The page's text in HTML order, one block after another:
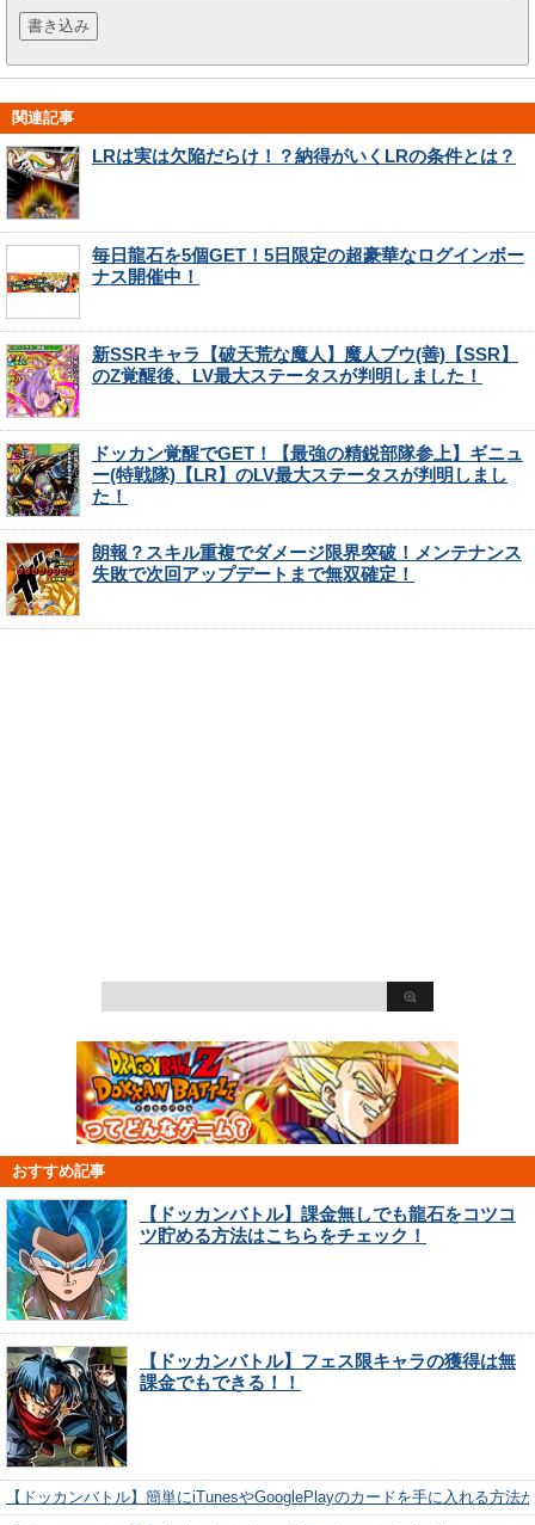
関連記事
LRは実は欠陥だらけ！？納得がいくLRの条件とは？
毎日龍石を5個GET！5日限定の超豪華なログインボー
ナス開催中！
新SSRキャラ【破天荒な魔人】魔人ブウ(善)【SSR】
のZ覚醒後、LV最大ステータスが判明しました！
ドッカン覚醒でGET！【最強の精鋭部隊参上】ギニュ
ー(特戦隊)【LR】のLV最大ステータスが判明しまし
た！
朗報？スキル重複でダメージ限界突破！メンテナンス
失敗で次回アップデートまで無双確定！
おすすめ記事
【ドッカンバトル】課金無しでも龍石をコツコ
ツ貯める方法はこちらをチェック！
【ドッカンバトル】フェス限キャラの獲得は無
課金でもできる！！
【ドッカンバトル】簡単にiTunesやGooglePlayのカードを手に入れる方法